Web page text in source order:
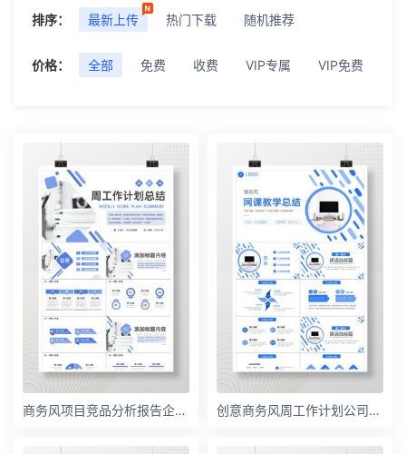
排序： 最新上传 热门下载 随机推荐
价格： 全部 免费 收费 VIP专属 VIP免费
商务风项目竞品分析报告企业战略整合PPT模板 创意商务风周工作计划公司员工述职报告PPT模板